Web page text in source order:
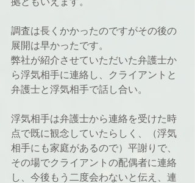
調査は長くかかったのですがその後の
展開は早かったです。
弊社が紹介させていただいた弁護士か
ら浮気相手に連絡し、クライアントと
弁護士と浮気相手で話し合い。
浮気相手は弁護士から連絡を受けた時
点で既に観念していたらしく、（浮気
相手にも家庭があるので）平謝りで、
その場でクライアントの配偶者に連絡
し、今後もう二度会わないと伝え、連